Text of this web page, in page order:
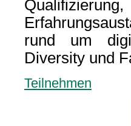
rund um
Diversity und
Teilnehmen